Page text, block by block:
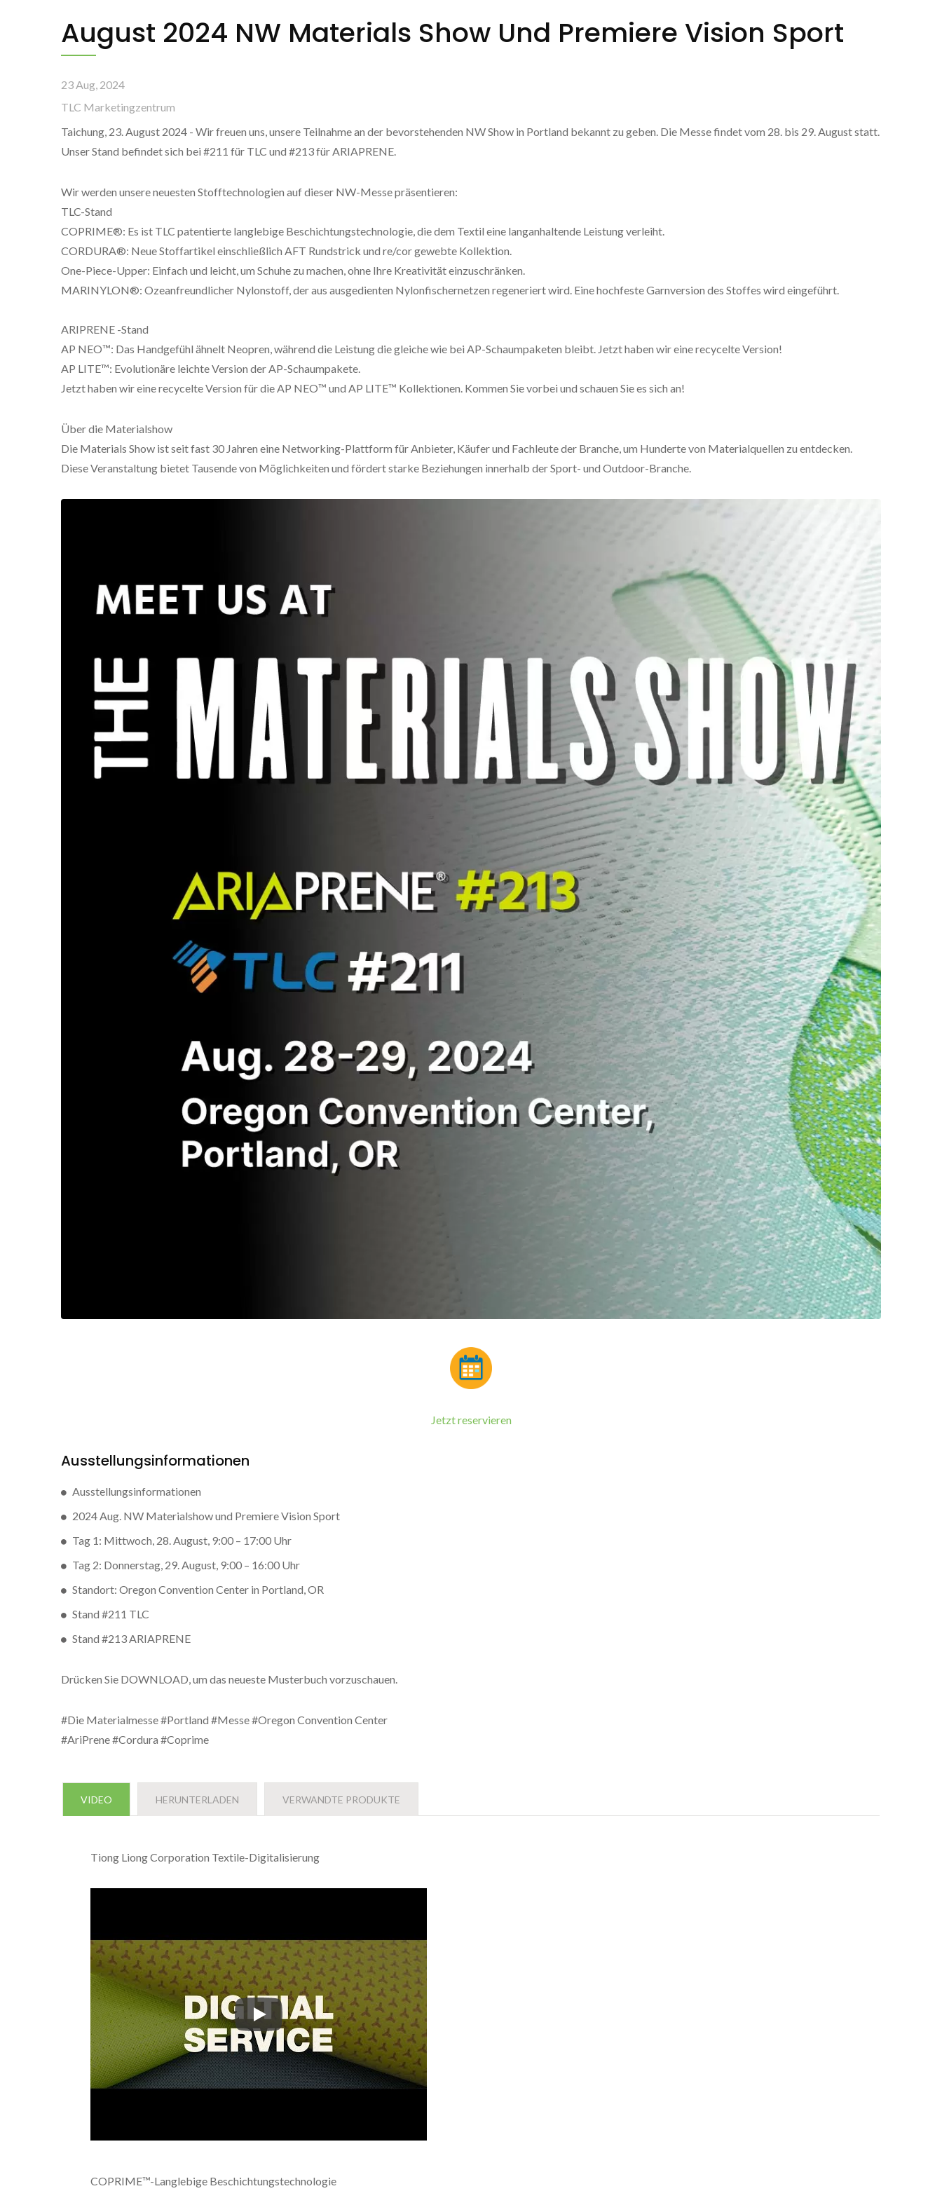
August 2024 NW Materials Show Und Premiere Vision Sport
23 Aug, 2024
TLC Marketingzentrum
Taichung, 23. August 2024 - Wir freuen uns, unsere Teilnahme an der bevorstehenden NW Show in Portland bekannt zu geben. Die Messe findet vom 28. bis 29. August statt.
Unser Stand befindet sich bei #211 für TLC und #213 für ARIAPRENE.
Wir werden unsere neuesten Stofftechnologien auf dieser NW-Messe präsentieren:
TLC-Stand
COPRIME®: Es ist TLC patentierte langlebige Beschichtungstechnologie, die dem Textil eine langanhaltende Leistung verleiht.
CORDURA®: Neue Stoffartikel einschließlich AFT Rundstrick und re/cor gewebte Kollektion.
One-Piece-Upper: Einfach und leicht, um Schuhe zu machen, ohne Ihre Kreativität einzuschränken.
MARINYLON®: Ozeanfreundlicher Nylonstoff, der aus ausgedienten Nylonfischernetzen regeneriert wird. Eine hochfeste Garnversion des Stoffes wird eingeführt.
ARIPRENE -Stand
AP NEO™: Das Handgefühl ähnelt Neopren, während die Leistung die gleiche wie bei AP-Schaumpaketen bleibt. Jetzt haben wir eine recycelte Version!
AP LITE™: Evolutionäre leichte Version der AP-Schaumpakete.
Jetzt haben wir eine recycelte Version für die AP NEO™ und AP LITE™ Kollektionen. Kommen Sie vorbei und schauen Sie es sich an!
Über die Materialshow
Die Materials Show ist seit fast 30 Jahren eine Networking-Plattform für Anbieter, Käufer und Fachleute der Branche, um Hunderte von Materialquellen zu entdecken.
Diese Veranstaltung bietet Tausende von Möglichkeiten und fördert starke Beziehungen innerhalb der Sport- und Outdoor-Branche.
Jetzt reservieren
Ausstellungsinformationen
Ausstellungsinformationen
2024 Aug. NW Materialshow und Premiere Vision Sport
Tag 1: Mittwoch, 28. August, 9:00 – 17:00 Uhr
Tag 2: Donnerstag, 29. August, 9:00 – 16:00 Uhr
Standort: Oregon Convention Center in Portland, OR
Stand #211 TLC
Stand #213 ARIAPRENE
Drücken Sie DOWNLOAD, um das neueste Musterbuch vorzuschauen.
#Die Materialmesse #Portland #Messe #Oregon Convention Center
#AriPrene #Cordura #Coprime
VIDEO HERUNTERLADEN VERWANDTE PRODUKTE
Tiong Liong Corporation Textile-Digitalisierung
Tiong Liong Corporation Textile-Digitalisierung
COPRIME™-Langlebige Beschichtungstechnologie